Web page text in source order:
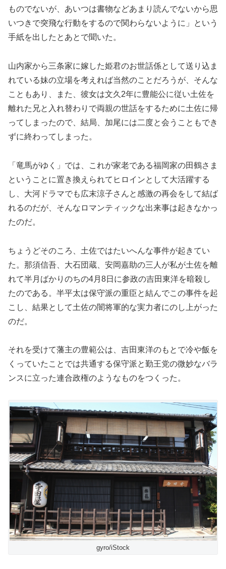
ものでないが、あいつは書物などあまり読んでないから思
いつきで突飛な行動をするので関わらないように」という
手紙を出したとあとで聞いた。
山内家から三条家に嫁した姫君のお世話係として送り込ま
れている妹の立場を考えれば当然のことだろうが、そんな
こともあり、また、彼女は文久2年に豊能公に従い土佐を
離れた兄と入れ替わりで両親の世話をするために土佐に帰
ってしまったので、結局、加尾には二度と会うこともでき
ずに終わってしまった。
「竜馬がゆく」では、これが家老である福岡家の田鶴さま
ということに置き換えられてヒロインとして大活躍する
し、大河ドラマでも広末涼子さんと感激の再会をして結ば
れるのだが、そんなロマンティックな出来事は起きなかっ
たのだ。
ちょうどそのころ、土佐ではたいへんな事件が起きてい
た。那須信吾、大石団蔵、安岡嘉助の三人が私が土佐を離
れて半月ばかりのちの4月8日に参政の吉田東洋を暗殺し
たのである。半平太は保守派の重臣と結んでこの事件を起
こし、結果として土佐の闇将軍的な実力者にのし上がった
のだ。
それを受けて藩主の豊範公は、吉田東洋のもとで冷や飯を
くっていたことでは共通する保守派と勤王党の微妙なバラ
ンスに立った連合政権のようなものをつくった。
gyro/iStock